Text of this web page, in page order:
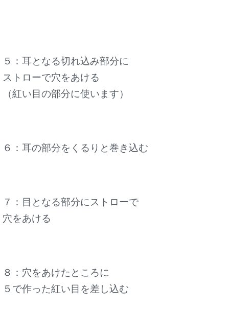
５：耳となる切れ込み部分に
ストローで穴をあける
（紅い目の部分に使います）
６：耳の部分をくるりと巻き込む
７：目となる部分にストローで
穴をあける
８：穴をあけたところに
５で作った紅い目を差し込む